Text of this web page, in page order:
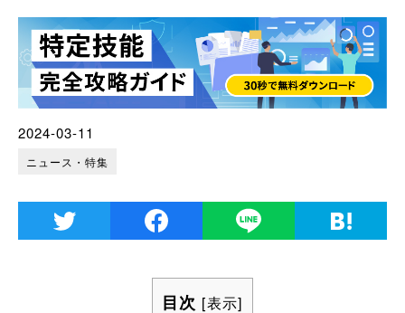
2024-03-11
ニュース・特集
目次 [表示]